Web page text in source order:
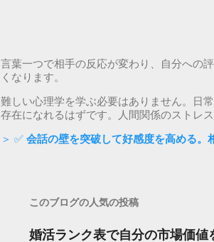
言葉一つで相手の反応が変わり、自分への
くなります。
難しい心理学を学ぶ必要はありません。日
存在になれるはずです。人間関係のストレ
＞ ✅ 会話の壁を突破して好感度を高める。
このブログの人気の投稿
婚活ランク表で自分の市場価